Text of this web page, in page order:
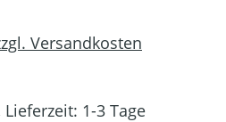
Versandkosten
1-3 Tage